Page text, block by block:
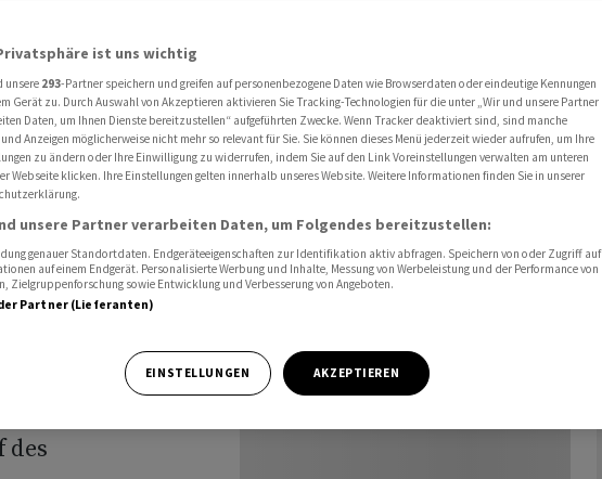
Sanierungsplan vor
legt
Signa Prime
bereits am
des
ist uns wichtig
unsere 293-Partner speichern und greifen auf personenbezogene Daten wie Browserdaten oder eindeutige Kennungen
Gerät zu. Durch Auswahl von Akzeptieren aktivieren Sie Tracking-Technologien für die unter „Wir und unsere Partner
Daten, um Ihnen Dienste bereitzustellen“ aufgeführten Zwecke. Wenn Tracker deaktiviert sind, sind manche
Anzeigen möglicherweise nicht mehr so relevant für Sie. Sie können dieses Menü jederzeit wieder aufrufen, um Ihre
zu ändern oder Ihre Einwilligung zu widerrufen, indem Sie auf den Link Voreinstellungen verwalten am unteren
Webseite klicken. Ihre Einstellungen gelten innerhalb unseres Website. Weitere Informationen finden Sie in unserer
unsere Partner verarbeiten Daten, um Folgendes bereitzustellen:
genauer Standortdaten. Endgeräteeigenschaften zur Identifikation aktiv abfragen. Speichern von oder Zugriff auf
auf einem Endgerät. Personalisierte Werbung und Inhalte, Messung von Werbeleistung und der Performance von
Zielgruppenforschung sowie Entwicklung und Verbesserung von Angeboten.
Partner (Lieferanten)
EINSTELLUNGEN AKZEPTIEREN